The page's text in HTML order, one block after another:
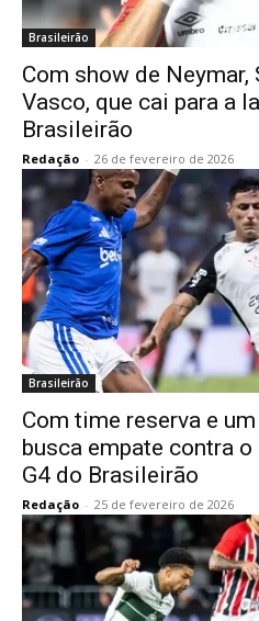
Brasileirão
Com show de Neymar,
Vasco, que cai para a
Brasileirão
Redação - 26 de fevereiro de 2026
Brasileirão
Com time reserva e
busca empate contra
G4 do Brasileirão
Redação - 25 de fevereiro de 2026